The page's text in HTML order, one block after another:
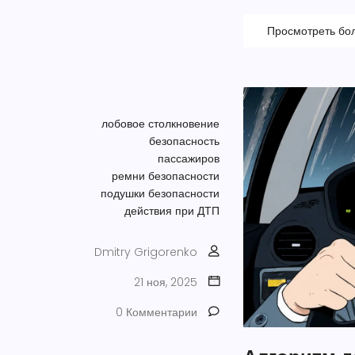
Просмотреть
лобовое столкновение
безопасность
пассажиров
ремни безопасности
подушки безопасности
действия при ДТП
Dmitry Grigorenko
21 ноя, 2025
0 Комментарии